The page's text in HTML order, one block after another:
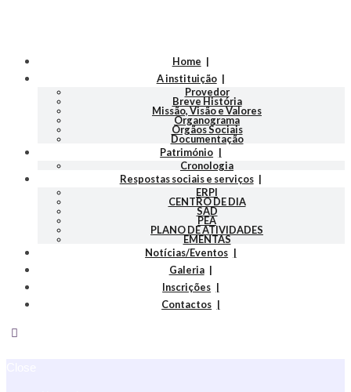
Home
A instituição
Provedor
Breve História
Missão, Visão e Valores
Organograma
Orgãos Sociais
Documentação
Património
Cronologia
Respostas sociais e serviços
ERPI
CENTRO DE DIA
SAD
PEA
PLANO DE ATIVIDADES
EMENTAS
Notícias/Eventos
Galeria
Inscrições
Contactos